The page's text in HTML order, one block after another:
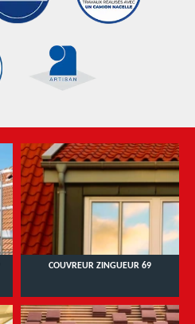
COUVREUR ZINGUEUR 69